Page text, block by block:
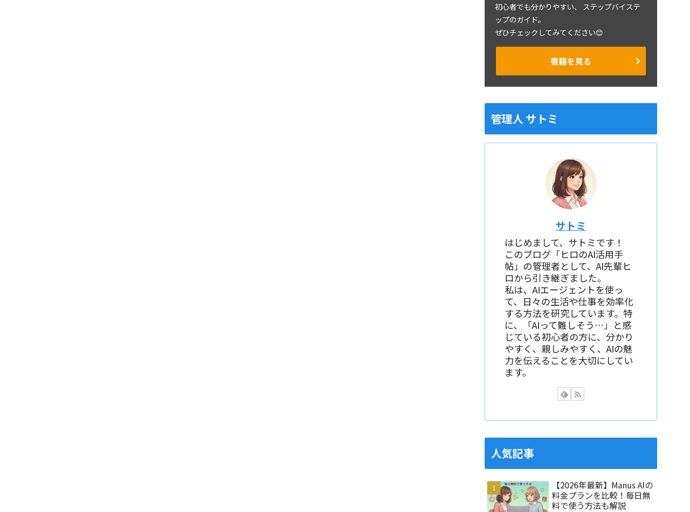
初心者でも分かりやすい、 ステップバイステ
ップのガイド。
ぜひチェックしてみてください😊
書籍を見る
管理人 サトミ
サトミ
はじめまして、サトミです！
このブログ「ヒロのAI活用手
帖」の管理者として、AI先輩ヒ
ロから引き継ぎました。
私は、AIエージェントを使っ
て、日々の生活や仕事を効率化
する方法を研究しています。特
に、「AIって難しそう…」と感
じている初心者の方に、分かり
やすく、親しみやすく、AIの魅
力を伝えることを大切にしてい
ます。
人気記事
【2026年最新】Manus AIの
料金プランを比較！毎日無
料で使う方法も解説